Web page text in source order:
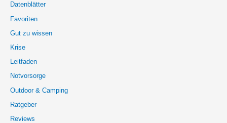
Datenblätter
Favoriten
Gut zu wissen
Krise
Leitfaden
Notvorsorge
Outdoor & Camping
Ratgeber
Reviews